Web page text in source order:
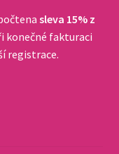
sleva 15% z
konečné fakturaci
registrace.